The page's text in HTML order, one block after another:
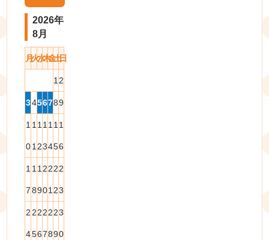
2026年
8月
月火水木金土日
1 2
3456789
1
0
1
1
1
2
1
3
1
4
1
5
1
6
1
7
1
8
1
9
2
0
2
1
2
2
2
3
2
4
2
5
2
6
2
7
2
8
2
9
3
0